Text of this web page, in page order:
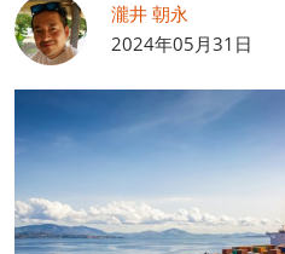
瀧井 朝永
2024年05月31日